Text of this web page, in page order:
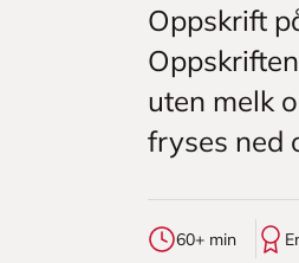
Oppskrift
uten melk
fryses ned
60+ min